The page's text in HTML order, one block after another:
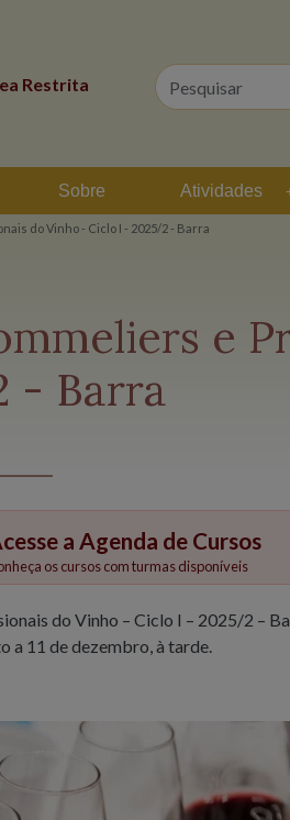
Restrita
Sobre Atividades
do Vinho - Ciclo I - 2025/2 - Barra
e
- Barra
a Agenda de Cursos
os cursos com turmas disponíveis
do Vinho – Ciclo I – 2025/2 –
a 11 de dezembro, à tarde.